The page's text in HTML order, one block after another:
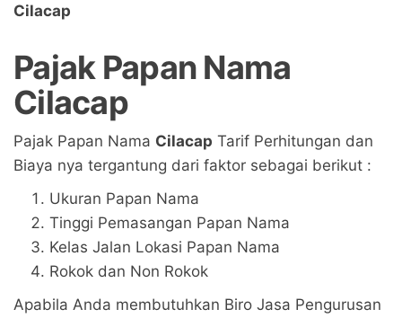
Cilacap
Pajak Papan Nama
Cilacap
Pajak Papan Nama Cilacap Tarif Perhitungan dan
Biaya nya tergantung dari faktor sebagai berikut :
Ukuran Papan Nama
Tinggi Pemasangan Papan Nama
Kelas Jalan Lokasi Papan Nama
Rokok dan Non Rokok
Apabila Anda membutuhkan Biro Jasa Pengurusan